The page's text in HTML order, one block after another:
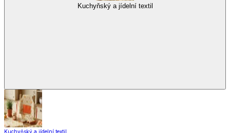
Kuchyňský a jídelní textil
Kuchyňský a jídelní textil